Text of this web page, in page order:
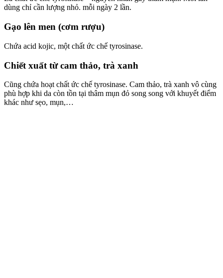
dùng chỉ cần lượng nhỏ. mỗi ngày 2 lần.
Gạo lên men (cơm rượu)
Chứa acid kojic, một chất ức chế tyrosinase.
Chiết xuất từ cam thảo, trà xanh
Cũng chứa hoạt chất ức chế tyrosinase. Cam thảo, trà xanh vô cùng
phù hợp khi da còn tồn tại thâm mụn đỏ song song với khuyết điểm
khác như sẹo, mụn,…